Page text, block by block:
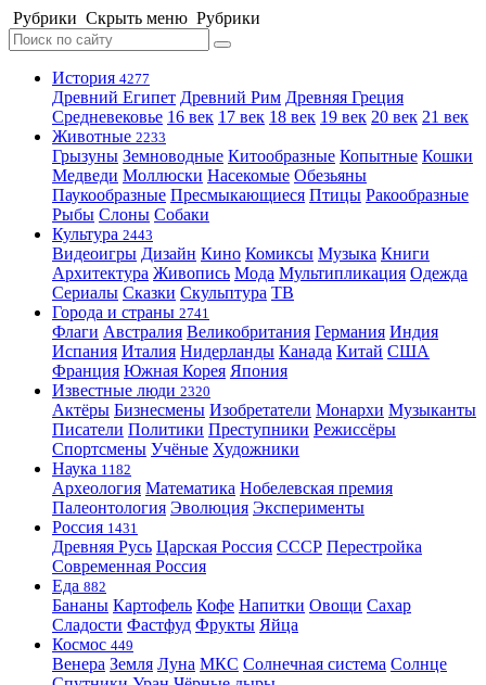
Рубрики Скрыть меню Рубрики
История 4277
Древний Египет Древний Рим Древняя Греция
Средневековье 16 век 17 век 18 век 19 век 20 век 21 век
Животные 2233
Грызуны Земноводные Китообразные Копытные Кошки
Медведи Моллюски Насекомые Обезьяны
Паукообразные Пресмыкающиеся Птицы Ракообразные
Рыбы Слоны Собаки
Культура 2443
Видеоигры Дизайн Кино Комиксы Музыка Книги
Архитектура Живопись Мода Мультипликация Одежда
Сериалы Сказки Скульптура ТВ
Города и страны 2741
Флаги Австралия Великобритания Германия Индия
Испания Италия Нидерланды Канада Китай США
Франция Южная Корея Япония
Известные люди 2320
Актёры Бизнесмены Изобретатели Монархи Музыканты
Писатели Политики Преступники Режиссёры
Спортсмены Учёные Художники
Наука 1182
Археология Математика Нобелевская премия
Палеонтология Эволюция Эксперименты
Россия 1431
Древняя Русь Царская Россия СССР Перестройка
Современная Россия
Еда 882
Бананы Картофель Кофе Напитки Овощи Сахар
Сладости Фастфуд Фрукты Яйца
Космос 449
Венера Земля Луна МКС Солнечная система Солнце